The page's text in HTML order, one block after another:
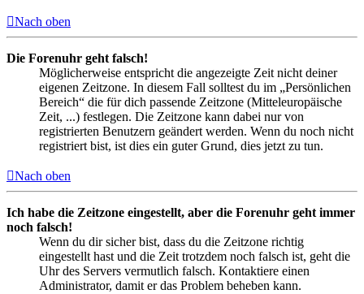
Nach oben
Die Forenuhr geht falsch!
Möglicherweise entspricht die angezeigte Zeit nicht deiner
eigenen Zeitzone. In diesem Fall solltest du im „Persönlichen
Bereich“ die für dich passende Zeitzone (Mitteleuropäische
Zeit, ...) festlegen. Die Zeitzone kann dabei nur von
registrierten Benutzern geändert werden. Wenn du noch nicht
registriert bist, ist dies ein guter Grund, dies jetzt zu tun.
Nach oben
Ich habe die Zeitzone eingestellt, aber die Forenuhr geht immer
noch falsch!
Wenn du dir sicher bist, dass du die Zeitzone richtig
eingestellt hast und die Zeit trotzdem noch falsch ist, geht die
Uhr des Servers vermutlich falsch. Kontaktiere einen
Administrator, damit er das Problem beheben kann.